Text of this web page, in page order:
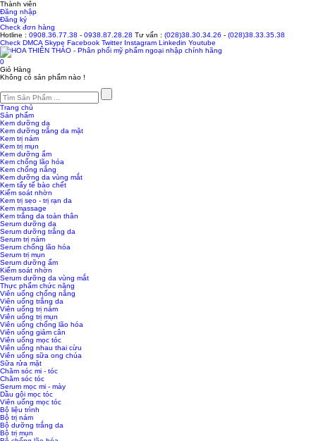
Thành viên
Đăng nhập
Đăng ký
Check đơn hàng
Hotline : 0908.36.77.38 - 0938.87.28.28 Tư vấn : (028)38.30.34.26 - (028)38.33.35.38
Check DMCA Skype Facebook Twitter Instagram Linkedin Youtube
0
Giỏ Hàng
Không có sản phẩm nào !
Trang chủ
Sản phẩm
Kem dưỡng da
Kem dưỡng trắng da mặt
Kem trị nám
Kem trị mụn
Kem dưỡng ẩm
Kem chống lão hóa
Kem chống nắng
Kem dưỡng da vùng mắt
Kem tẩy tế bào chết
Kiểm soát nhờn
Kem trị sẹo - trị rạn da
Kem massage
Kem trắng da toàn thân
Serum dưỡng da
Serum dưỡng trắng da
Serum trị nám
Serum chống lão hóa
Serum trị mụn
Serum dưỡng ẩm
Kiểm soát nhờn
Serum dưỡng da vùng mắt
Thực phẩm chức năng
Viên uống chống nắng
Viên uống trắng da
Viên uống trị nám
Viên uống trị mụn
Viên uống chống lão hóa
Viên uống giảm cân
Viên uống mọc tóc
Viên uống nhau thai cừu
Viên uống sữa ong chúa
Sữa rửa mặt
Chăm sóc mi - tóc
Chăm sóc tóc
Serum mọc mi - mày
Dầu gội mọc tóc
Viên uống mọc tóc
Bộ liệu trình
Bộ trị nám
Bộ dưỡng trắng da
Bộ trị mụn